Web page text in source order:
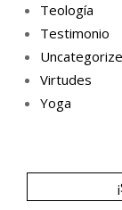
Teología
Testimonio
Virtudes
Yoga